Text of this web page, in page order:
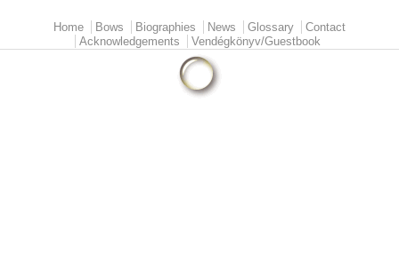
Main menu
Home Bows Biographies News Glossary
Contact
Acknowledgements
Vendégkönyv/Guestbook